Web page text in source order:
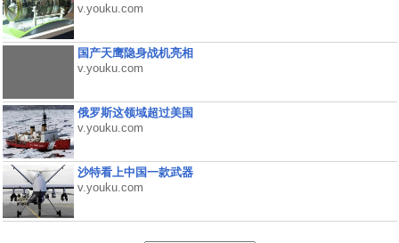
v.youku.com
国产天鹰隐身战机亮相
v.youku.com
俄罗斯这领域超过美国
v.youku.com
沙特看上中国一款武器
v.youku.com